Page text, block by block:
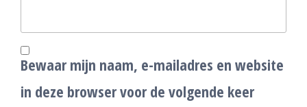
Bewaar mijn naam, e-mailadres en website
in deze browser voor de volgende keer